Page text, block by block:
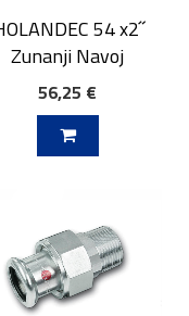
54 x2˝
Zunanji Navoj
56,25 €